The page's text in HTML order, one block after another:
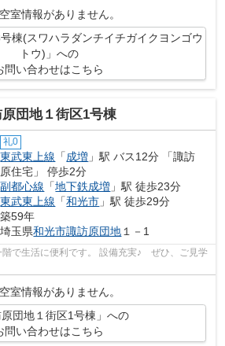
室情報がありません。
棟(スワハラダンチイチガイクヨンゴウ
トウ)」への
問い合わせはこちら
団地１街区1号棟
礼0
東武東上線 「成増 」駅 バス12分 「諏訪
原住宅」 停歩2分
副都心線 「地下鉄成増 」駅 徒歩23分
東武東上線 「和光市 」駅 徒歩29分
築59年
埼玉県和光市諏訪原団地１－1
で生活に便利です。 設備充実♪ ぜひ、ご見学
室情報がありません。
原団地１街区1号棟」への
問い合わせはこちら